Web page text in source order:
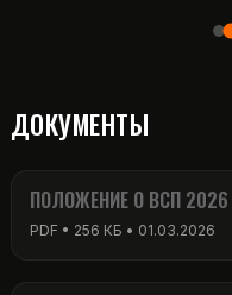
ДОКУМЕНТЫ
ПОЛОЖЕНИЕ О ВСП 2026
PDF • 256 КБ • 01.03.2026